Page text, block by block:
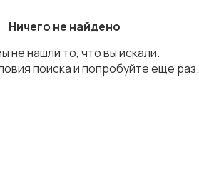
Ничего не найдено
не нашли то, что вы искали.
поиска и попробуйте еще раз.